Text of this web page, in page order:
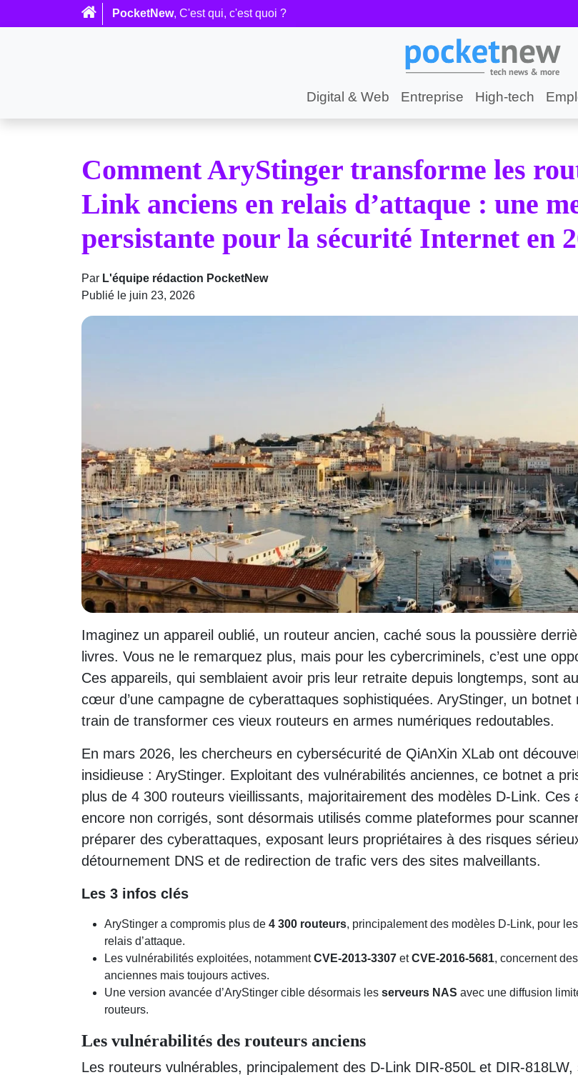
PocketNew, C'est qui, c'est quoi ?
Digital & Web Entreprise High-tech
Comment AryStinger transforme les
Link anciens en relais d’attaque : une
persistante pour la sécurité Internet en
Par L'équipe rédaction PocketNew
Publié le juin 23, 2026
Imaginez un appareil oublié, un routeur ancien, caché sous la poussière
livres. Vous ne le remarquez plus, mais pour les cybercriminels, c’est une
Ces appareils, qui semblaient avoir pris leur retraite depuis longtemps, sont
cœur d’une campagne de cyberattaques sophistiquées. AryStinger, un botnet
train de transformer ces vieux routeurs en armes numériques redoutables.
En mars 2026, les chercheurs en cybersécurité de QiAnXin XLab ont
insidieuse : AryStinger. Exploitant des vulnérabilités anciennes, ce botnet a
plus de 4 300 routeurs vieillissants, majoritairement des modèles D-Link. Ces
encore non corrigés, sont désormais utilisés comme plateformes pour
préparer des cyberattaques, exposant leurs propriétaires à des risques
détournement DNS et de redirection de trafic vers des sites malveillants.
Les 3 infos clés
AryStinger a compromis plus de 4 300 routeurs, principalement des modèles D-Link, pour
relais d’attaque.
Les vulnérabilités exploitées, notammentCVE-2013-3307 etCVE-2016-5681, concernent
anciennes mais toujours actives.
Une version avancée d’AryStinger cible désormais les serveurs NAS avec une diffusion
routeurs.
Les vulnérabilités des routeurs anciens
Les routeurs vulnérables, principalement des D-Link DIR-850L et DIR-